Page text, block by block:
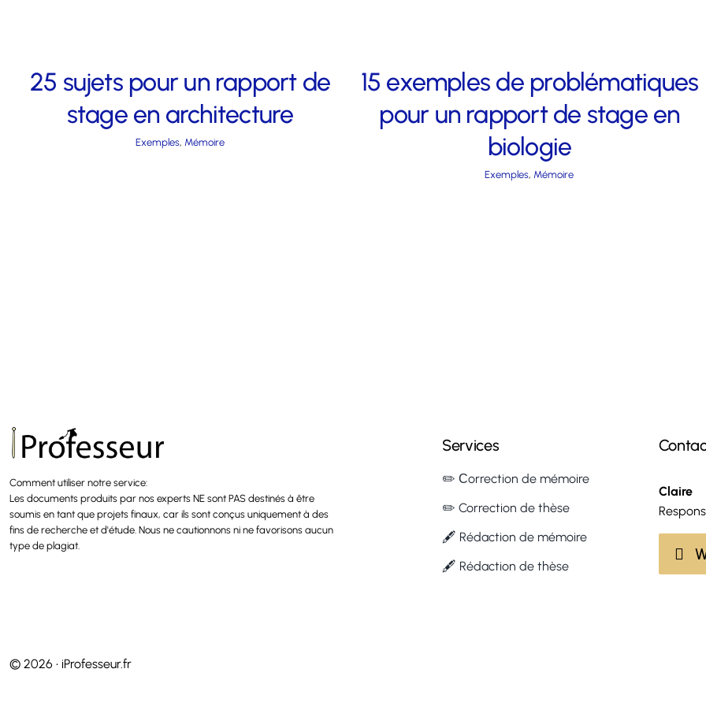
25 sujets pour un rapport de
stage en architecture
Exemples,Mémoire
15 exemples de problématiques
pour un rapport de stage en
biologie
Exemples,Mémoire
Comment utiliser notre service:
Les documents produits par nos experts NE sont PAS destinés à être
soumis en tant que projets finaux, car ils sont conçus uniquement à des
fins de recherche et d'étude. Nous ne cautionnons ni ne favorisons aucun
type de plagiat.
Services
✏️ Сorrection de mémoire
✏️ Correction de thèse
🖋 Rédaction de mémoire
🖋 Rédaction de thèse
Claire
© 2026 • iProfesseur.fr